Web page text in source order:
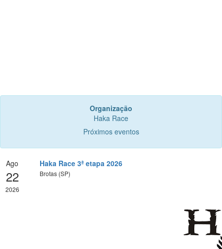
Organização
Haka Race
Próximos eventos
Ago
22
2026
Haka Race 3ª etapa 2026
Brotas (SP)